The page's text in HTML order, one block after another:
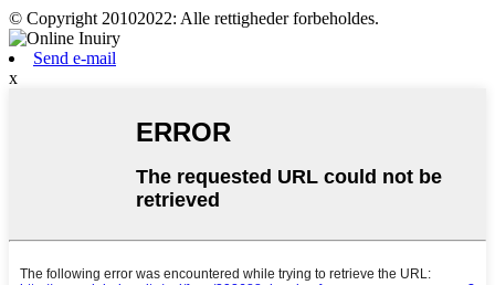
© Copyright 20102022: Alle rettigheder forbeholdes.
Send e-mail
x